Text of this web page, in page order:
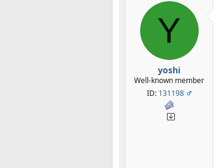
Y
yoshi
Well-known member
ID: 131198